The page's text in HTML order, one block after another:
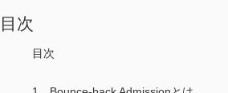
目次
目次